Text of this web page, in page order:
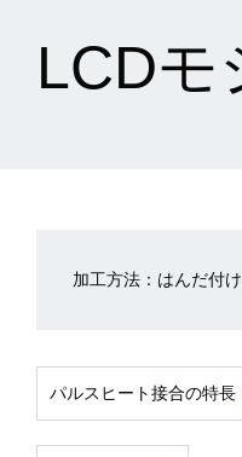
LCDモ
加工方法：はんだ付
パルスヒート接合の特長